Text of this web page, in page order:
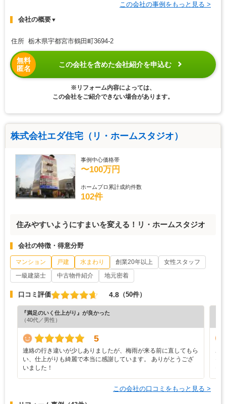
この会社の事例をもっと見る >
会社の概要▼
住所 栃木県宇都宮市鶴田町3694-2
無料
匿名
この会社を含めた会社紹介を申込む
※リフォーム内容によっては、
この会社をご紹介できない場合があります。
株式会社エダ住宅（リ・ホームスタジオ）
事例中心価格帯
〜100万円
ホームプロ累計成約件数
102件
住みやすいようにすまいを変える！リ・ホームスタジオ
会社の特徴・得意分野
マンション 戸建 水まわり 創業20年以上
女性スタッフ
一級建築士
中古物件紹介 地元密着
口コミ評価 4.8 （50件）
『満足のいく仕上がり』が良かった
（40代／男性）
5
連絡の行き違いが少しありましたが、梅雨が来る前に直してもら
い、仕上がりも綺麗で本当に感謝しています。 ありがとうござ
いました！
この会社の口コミをもっと見る >